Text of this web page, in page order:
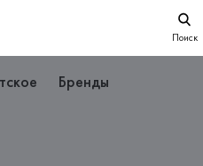
Поиск
Бренды